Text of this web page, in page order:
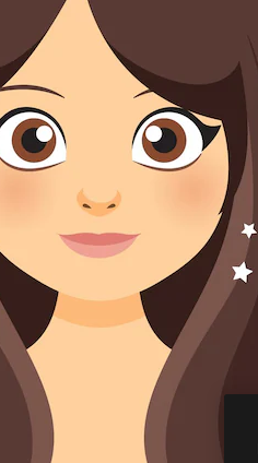
работ. Более 1 миллиона
среди креаторов,
агентств и студий.
ИИ
на
API
Все